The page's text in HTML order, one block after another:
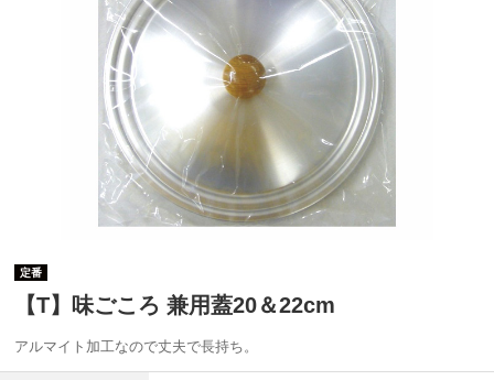
定番
【T】味ごころ 兼用蓋20＆22cm
アルマイト加工なので丈夫で長持ち。